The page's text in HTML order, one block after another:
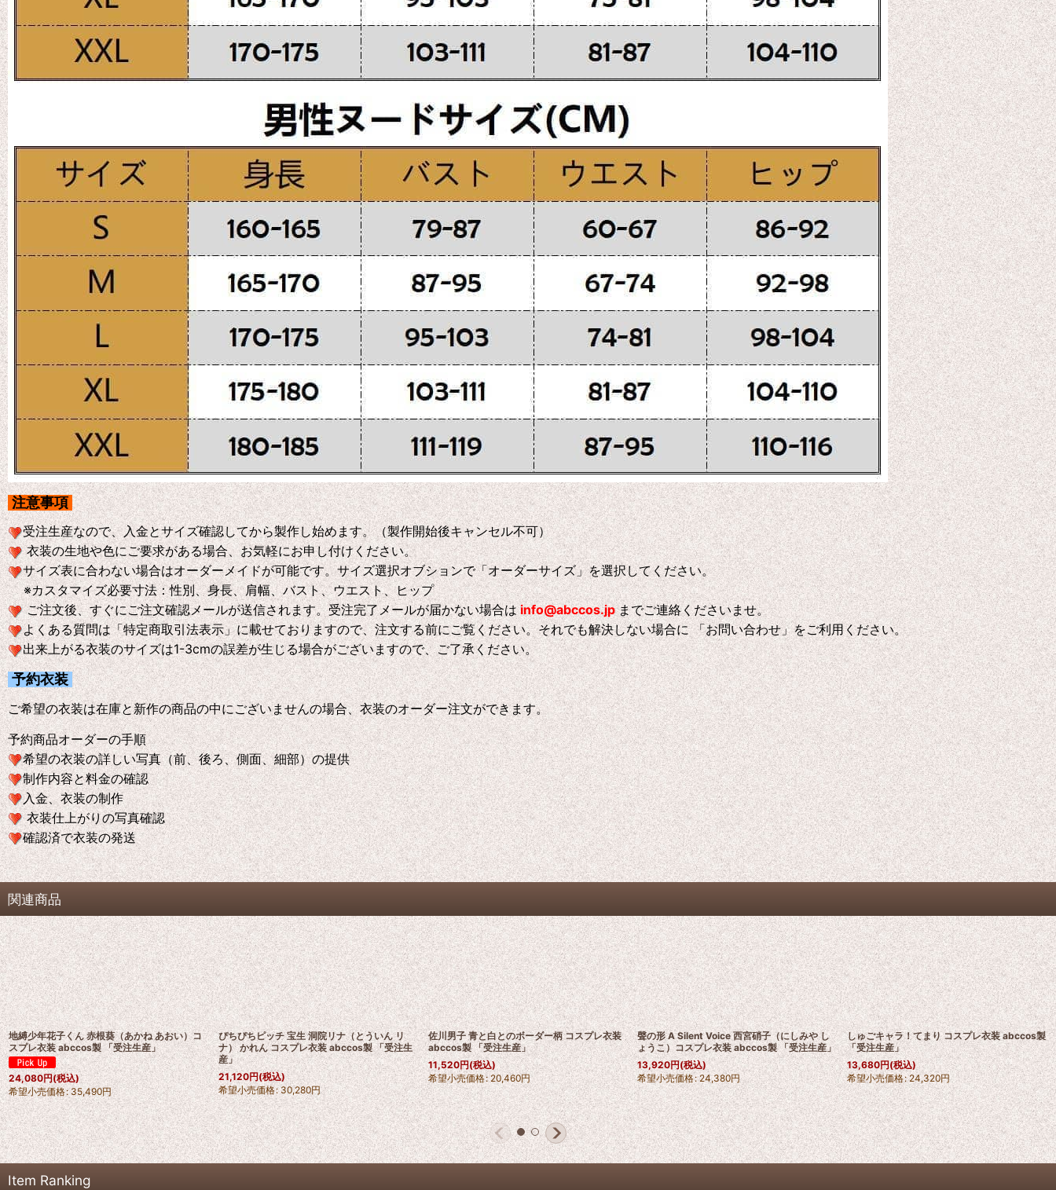
注意事項
受注生産なので、入金とサイズ確認してから製作し始めます。（製作開始後キャンセル不可）
衣装の生地や色にご要求がある場合、お気軽にお申し付けください。
サイズ表に合わない場合はオーダーメイドが可能です。サイズ選択オブションで「オーダーサイズ」を選択してください。
※カスタマイズ必要寸法：性別、身長、肩幅、バスト、ウエスト、ヒップ
ご注文後、すぐにご注文確認メールが送信されます。受注完了メールが届かない場合はinfo@abccos.jp までご連絡くださいませ。
よくある質問は「特定商取引法表示」に載せておりますので、注文する前にご覧ください。それでも解決しない場合に 「お問い合わせ」をご利用ください。
出来上がる衣装のサイズは1-3cmの誤差が生じる場合がございますので、ご了承ください。
予約衣装
ご希望の衣装は在庫と新作の商品の中にございませんの場合、衣装のオーダー注文ができます。
予約商品オーダーの手順
希望の衣装の詳しい写真（前、後ろ、側面、細部）の提供
制作内容と料金の確認
入金、衣装の制作
衣装仕上がりの写真確認
確認済で衣装の発送
関連商品
地縛少年花子くん 赤根葵（あかね あおい）コ
スプレ衣装 abccos製 「受注生産」
24,080円(税込)
希望小売価格: 35,490円
ぴちぴちピッチ 宝生 洞院リナ（とういん リ
ナ） かれん コスプレ衣装 abccos製 「受注生
産」
21,120円(税込)
希望小売価格: 30,280円
佐川男子 青と白とのボーダー柄 コスプレ衣装
abccos製 「受注生産」
11,520円(税込)
希望小売価格: 20,460円
聲の形 A Silent Voice 西宮硝子（にしみや し
ょうこ）コスプレ衣装 abccos製 「受注生産」
13,920円(税込)
希望小売価格: 24,380円
しゅごキャラ！てまり コスプレ衣装 abccos製
「受注生産」
13,680円(税込)
希望小売価格: 24,320円
Item Ranking